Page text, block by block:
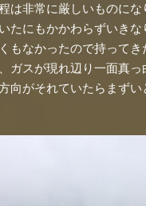
は非常に厳しいものに
たにもかかわらずいきな
もなかったので持って
ガスが現れ辺り一面真っ
向がそれていたらまず